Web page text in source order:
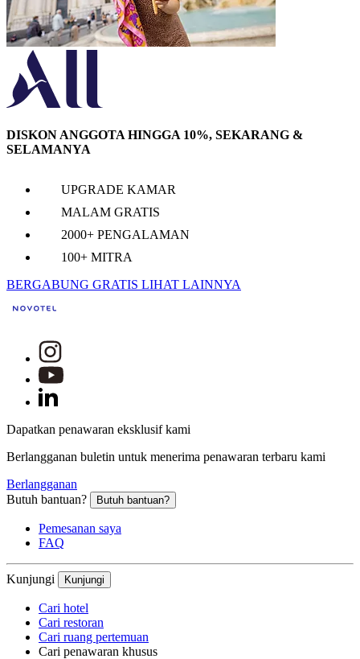
DISKON ANGGOTA HINGGA 10%, SEKARANG &
SELAMANYA
UPGRADE KAMAR
MALAM GRATIS
2000+ PENGALAMAN
100+ MITRA
BERGABUNG GRATIS LIHAT LAINNYA
Dapatkan penawaran eksklusif kami
Berlangganan buletin untuk menerima penawaran terbaru kami
Berlangganan
Butuh bantuan?
Butuh bantuan?
Pemesanan saya
FAQ
Kunjungi Kunjungi
Cari hotel
Cari restoran
Cari ruang pertemuan
Cari penawaran khusus